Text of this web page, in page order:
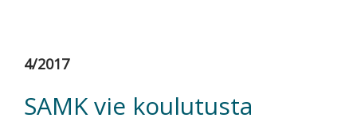
viestittää
tutkimus-,
4/2017
SAMK vie koulutusta